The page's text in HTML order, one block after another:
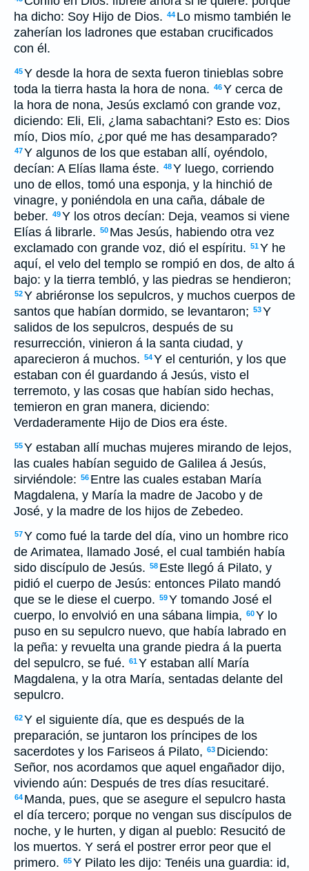
ha dicho: Soy Hijo de Dios. 44 Lo mismo también le
zaherían los ladrones que estaban crucificados
con él.
45Y desde la hora de sexta fueron tinieblas sobre
toda la tierra hasta la hora de nona. 46Y cerca de
la hora de nona, Jesús exclamó con grande voz,
diciendo: Eli, Eli, ¿lama sabachtani? Esto es: Dios
mío, Dios mío, ¿por qué me has desamparado?
47Y algunos de los que estaban allí, oyéndolo,
decían: A Elías llama éste. 48Y luego, corriendo
uno de ellos, tomó una esponja, y la hinchió de
vinagre, y poniéndola en una caña, dábale de
beber. 49Y los otros decían: Deja, veamos si viene
Elías á librarle. 50 Mas Jesús, habiendo otra vez
exclamado con grande voz, dió el espíritu. 51Y he
aquí, el velo del templo se rompió en dos, de alto á
bajo: y la tierra tembló, y las piedras se hendieron;
52Y abriéronse los sepulcros, y muchos cuerpos de
santos que habían dormido, se levantaron; 53Y
salidos de los sepulcros, después de su
resurrección, vinieron á la santa ciudad, y
aparecieron á muchos. 54Y el centurión, y los que
estaban con él guardando á Jesús, visto el
terremoto, y las cosas que habían sido hechas,
temieron en gran manera, diciendo:
Verdaderamente Hijo de Dios era éste.
55Y estaban allí muchas mujeres mirando de lejos,
las cuales habían seguido de Galilea á Jesús,
sirviéndole: 56 Entre las cuales estaban María
Magdalena, y María la madre de Jacobo y de
José, y la madre de los hijos de Zebedeo.
57Y como fué la tarde del día, vino un hombre rico
de Arimatea, llamado José, el cual también había
sido discípulo de Jesús. 58 Este llegó á Pilato, y
pidió el cuerpo de Jesús: entonces Pilato mandó
que se le diese el cuerpo. 59Y tomando José el
cuerpo, lo envolvió en una sábana limpia, 60Y lo
puso en su sepulcro nuevo, que había labrado en
la peña: y revuelta una grande piedra á la puerta
del sepulcro, se fué. 61Y estaban allí María
Magdalena, y la otra María, sentadas delante del
sepulcro.
62Y el siguiente día, que es después de la
preparación, se juntaron los príncipes de los
sacerdotes y los Fariseos á Pilato, 63 Diciendo:
Señor, nos acordamos que aquel engañador dijo,
viviendo aún: Después de tres días resucitaré.
64 Manda, pues, que se asegure el sepulcro hasta
el día tercero; porque no vengan sus discípulos de
noche, y le hurten, y digan al pueblo: Resucitó de
los muertos. Y será el postrer error peor que el
primero. 65Y Pilato les dijo: Tenéis una guardia: id,